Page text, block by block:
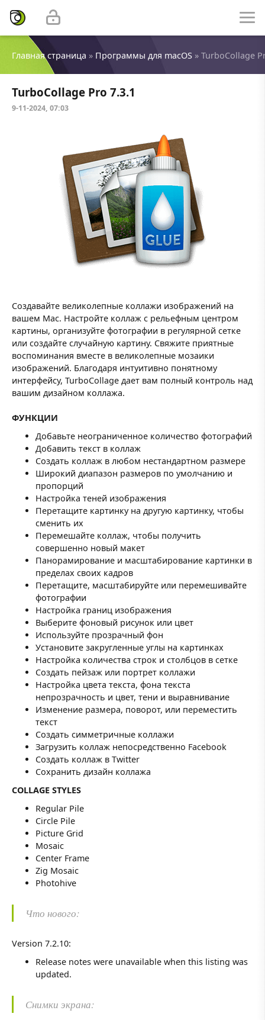
Главная страница » Программы для macOS » TurboCollage
TurboCollage Pro 7.3.1
9-11-2024, 07:03
Создавайте великолепные коллажи изображений на
вашем Mac. Настройте коллаж с рельефным центром
картины, организуйте фотографии в регулярной сетке
или создайте случайную картину. Свяжите приятные
воспоминания вместе в великолепные мозаики
изображений. Благодаря интуитивно понятному
интерфейсу, TurboCollage дает вам полный контроль над
вашим дизайном коллажа.
ФУНКЦИИ
Добавьте неограниченное количество фотографий
Добавить текст в коллаж
Создать коллаж в любом нестандартном размере
Широкий диапазон размеров по умолчанию и
пропорций
Настройка теней изображения
Перетащите картинку на другую картинку, чтобы
сменить их
Перемешайте коллаж, чтобы получить
совершенно новый макет
Панорамирование и масштабирование картинки в
пределах своих кадров
Перетащите, масштабируйте или перемешивайте
фотографии
Настройка границ изображения
Выберите фоновый рисунок или цвет
Используйте прозрачный фон
Установите закругленные углы на картинках
Настройка количества строк и столбцов в сетке
Создать пейзаж или портрет коллажи
Настройка цвета текста, фона текста
непрозрачность и цвет, тени и выравнивание
Изменение размера, поворот, или переместить
текст
Создать симметричные коллажи
Загрузить коллаж непосредственно Facebook
Создать коллаж в Twitter
Сохранить дизайн коллажа
COLLAGE STYLES
Regular Pile
Circle Pile
Picture Grid
Mosaic
Center Frame
Zig Mosaic
Photohive
Что нового:
Version 7.2.10:
Release notes were unavailable when this listing was
updated.
Снимки экрана: